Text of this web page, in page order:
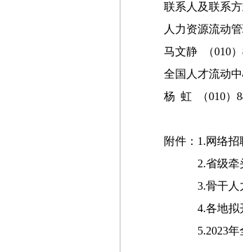
联系人及联系方
人力资源流动管
马文静 （010）
全国人才流动
杨 虹 （010）
附件：1.网络招
2.省级牵
3.骨干人
4.各地拟
5.2023